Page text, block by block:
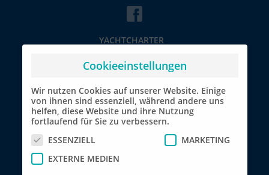
YACHTCHARTER
Cookieeinstellungen
Wir nutzen Cookies auf unserer Website. Einige
von ihnen sind essenziell, während andere uns
helfen, diese Website und ihre Nutzung
fortlaufend für Sie zu verbessern.
ESSENZIELL
MARKETING
EXTERNE MEDIEN